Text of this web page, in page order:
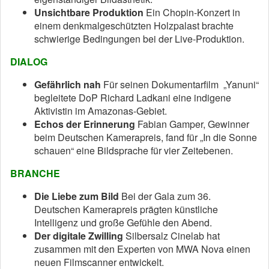
Unsichtbare Produktion Ein Chopin-Konzert in
einem denkmalgeschützten Holzpalast brachte
schwierige Bedingungen bei der Live-Produktion.
DIALOG
Gefährlich nah Für seinen Dokumentarfilm „Yanuni“
begleitete DoP Richard Ladkani eine indigene
Aktivistin im Amazonas-Gebiet.
Echos der Erinnerung Fabian Gamper, Gewinner
beim Deutschen Kamerapreis, fand für „In die Sonne
schauen“ eine Bildsprache für vier Zeitebenen.
BRANCHE
Die Liebe zum Bild Bei der Gala zum 36.
Deutschen Kamerapreis prägten künstliche
Intelligenz und große Gefühle den Abend.
Der digitale Zwilling Silbersalz Cinelab hat
zusammen mit den Experten von MWA Nova einen
neuen Filmscanner entwickelt.